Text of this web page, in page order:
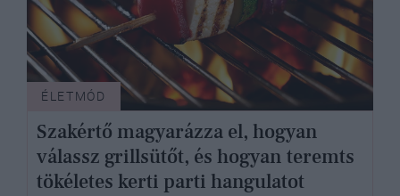
ÉLETMÓD
Szakértő magyarázza el, hogyan
válassz grillsütőt, és hogyan teremts
tökéletes kerti parti hangulatot